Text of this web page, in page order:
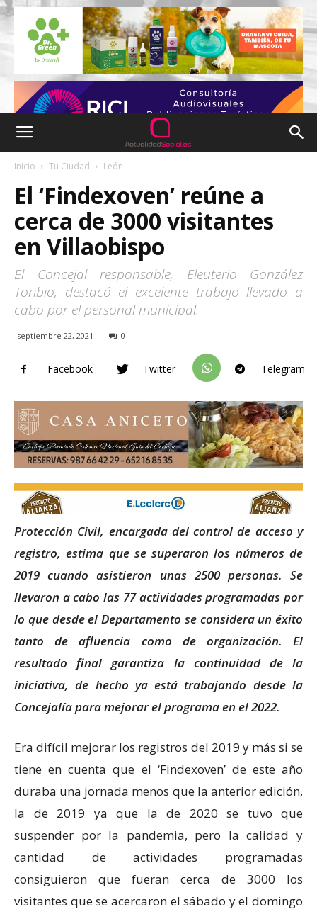
Inicio Tu Ciudad León
El ‘Findexoven’ reúne a
cerca de 3000 visitantes
en Villaobispo
El Concejal responsable, Eleuterio González
Toribio, destacó el excelente trabajo llevado a
cabo por el personal municipal.
septiembre 22, 2021 0
Facebook Twitter Telegram
Protección Civil, encargada del control de acceso y
registro, estima que se superaron los números de
2019 cuando asistieron unas 2500 personas. Se
llevaron a cabo las 77 actividades programadas por
lo que desde el Departamento se considera un éxito
tanto de afluencia como de organización. El
resultado final garantiza la continuidad de la
iniciativa, de hecho ya está trabajando desde la
Concejalía para mejorar el programa en el 2022.
Era difícil mejorar los registros del 2019 y más si se
tiene en cuenta que el ‘Findexoven’ de este año
duraba una jornada menos que la anterior edición,
la de 2019 ya que la de 2020 se tuvo que
suspender por la pandemia, pero la calidad y
cantidad de actividades programadas
consiguieron que fueran cerca de 3000 los
visitantes que se acercaron el sábado y el domingo